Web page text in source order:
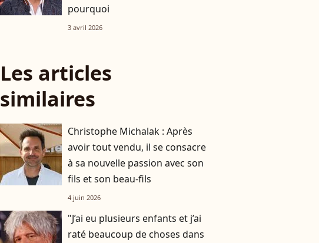
pourquoi
3 avril 2026
Les articles
similaires
Christophe Michalak : Après
avoir tout vendu, il se consacre
à sa nouvelle passion avec son
fils et son beau-fils
4 juin 2026
"J’ai eu plusieurs enfants et j’ai
raté beaucoup de choses dans